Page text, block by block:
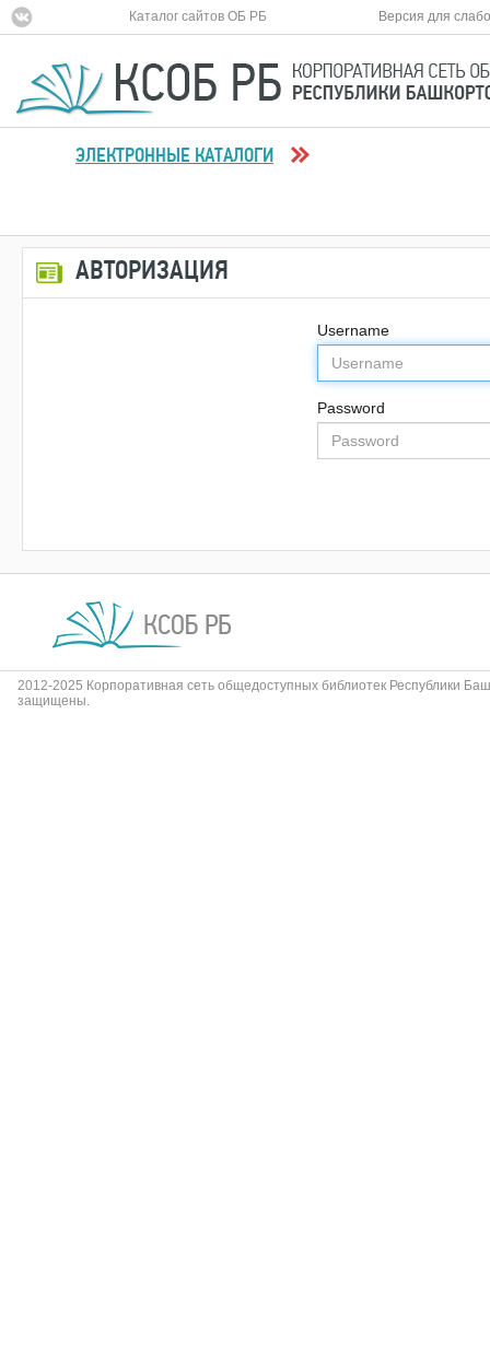
Каталог сайтов ОБ РБ Версия для
ЭЛЕКТРОННЫЕ КАТАЛОГИ
АВТОРИЗАЦИЯ
Username
Password
2012-2025 Корпоративная сеть общедоступных библиотек Республики
защищены.